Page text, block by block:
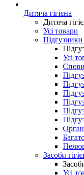
Дитяча гігієна
Дитяча
Усі товари
Усі
Засоби
Усі